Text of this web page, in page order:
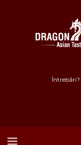
Întrebări?